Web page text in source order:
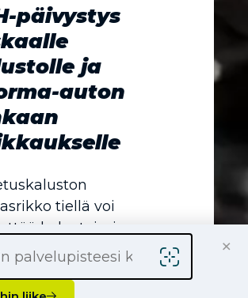
päivystys
ja
auton
tiellä voi
koko toiminnan.
liikkeistä
ympärivuorokautista
raskaan kaluston
×